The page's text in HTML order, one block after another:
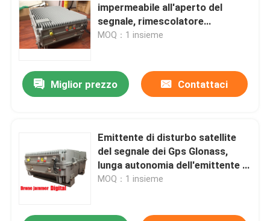
impermeabile all'aperto del
segnale, rimescolatore
dell'emittente di disturbo del
MOQ：1 insieme
Miglior prezzo Contattaci
Emittente di disturbo satellite
del segnale dei Gps Glonass,
lunga autonomia dell'emittente di
disturbo 20KM di radiofrequenza
MOQ：1 insieme